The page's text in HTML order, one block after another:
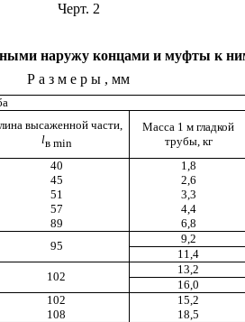
Черт. 2
наружу концами и муфты к
Размеры , мм
высаженной части,
lв min
Масса 1 м гладкой
трубы, кг
40 1,8
45 2,6
51 3,3
57 4,4
89 6,8
95
9,2
11,4
102
13,2
16,0
102 15,2
108 18,5